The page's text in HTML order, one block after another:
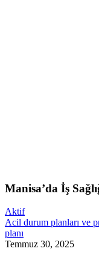
Manisa’da İş
Aktif
Acil durum planları ve
planı
Temmuz 30, 2025